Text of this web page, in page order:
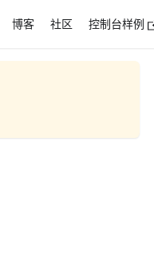
博客 社区 控制台样例